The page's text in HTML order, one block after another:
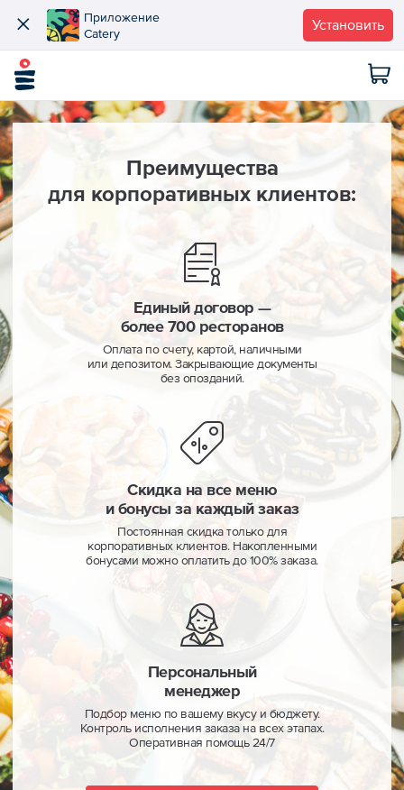
Приложение
Catery
Установить
Преимущества
для корпоративных клиентов:
Единый договор —
более 700 ресторанов
Оплата по счету, картой, наличными
или депозитом. Закрывающие документы
без опозданий.
Скидка на все меню
и бонусы за каждый заказ
Постоянная скидка только для
корпоративных клиентов. Накопленными
бонусами можно оплатить до 100% заказа.
Персональный
менеджер
Подбор меню по вашему вкусу и бюджету.
Контроль исполнения заказа на всех этапах.
Оперативная помощь 24/7